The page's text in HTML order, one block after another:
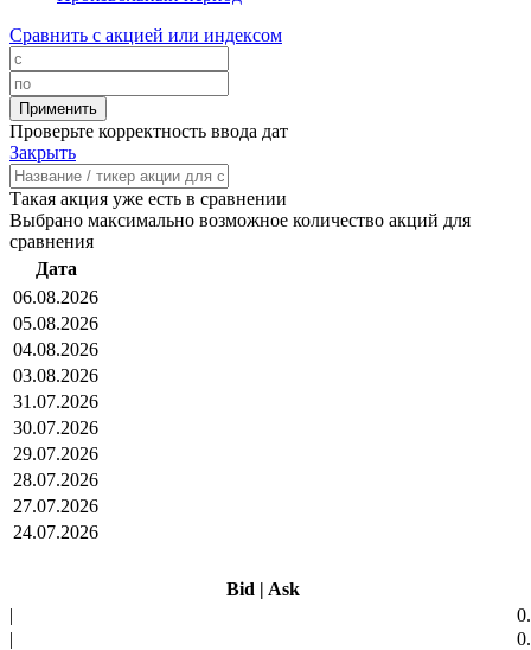
Сравнить с акцией или индексом
Проверьте корректность ввода дат
Закрыть
Такая акция уже есть в сравнении
Выбрано максимально возможное количество акций для
сравнения
Дата
06.08.2026
05.08.2026
04.08.2026
03.08.2026
31.07.2026
30.07.2026
29.07.2026
28.07.2026
27.07.2026
24.07.2026
Bid | Ask
|
|